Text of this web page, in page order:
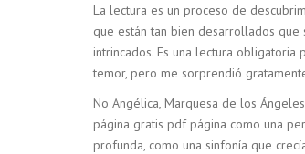
La lectura es un proceso de
que están tan bien desarrollados
intrincados. Es una lectura
temor, pero me sorprendió
No Angélica, Marquesa de los
página gratis pdf página como una
profunda, como una sinfonía que